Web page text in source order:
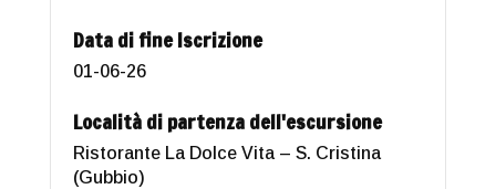
Data di fine Iscrizione
01-06-26
Località di partenza dell'escursione
Ristorante La Dolce Vita – S. Cristina
(Gubbio)